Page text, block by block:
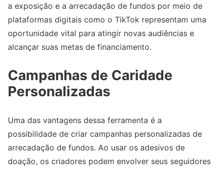
a exposição e a arrecadação de fundos por meio de
plataformas digitais como o TikTok representam uma
oportunidade vital para atingir novas audiências e
alcançar suas metas de financiamento.
Campanhas de Caridade
Personalizadas
Uma das vantagens dessa ferramenta é a
possibilidade de criar campanhas personalizadas de
arrecadação de fundos. Ao usar os adesivos de
doação, os criadores podem envolver seus seguidores